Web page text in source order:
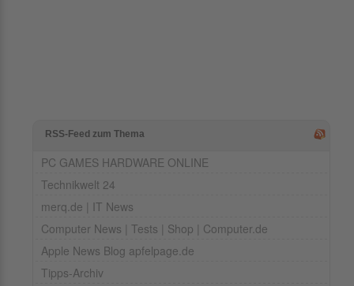
RSS-Feed zum Thema
PC GAMES HARDWARE ONLINE
Technikwelt 24
merq.de | IT News
Computer News | Tests | Shop | Computer.de
Apple News Blog apfelpage.de
Tipps-Archiv